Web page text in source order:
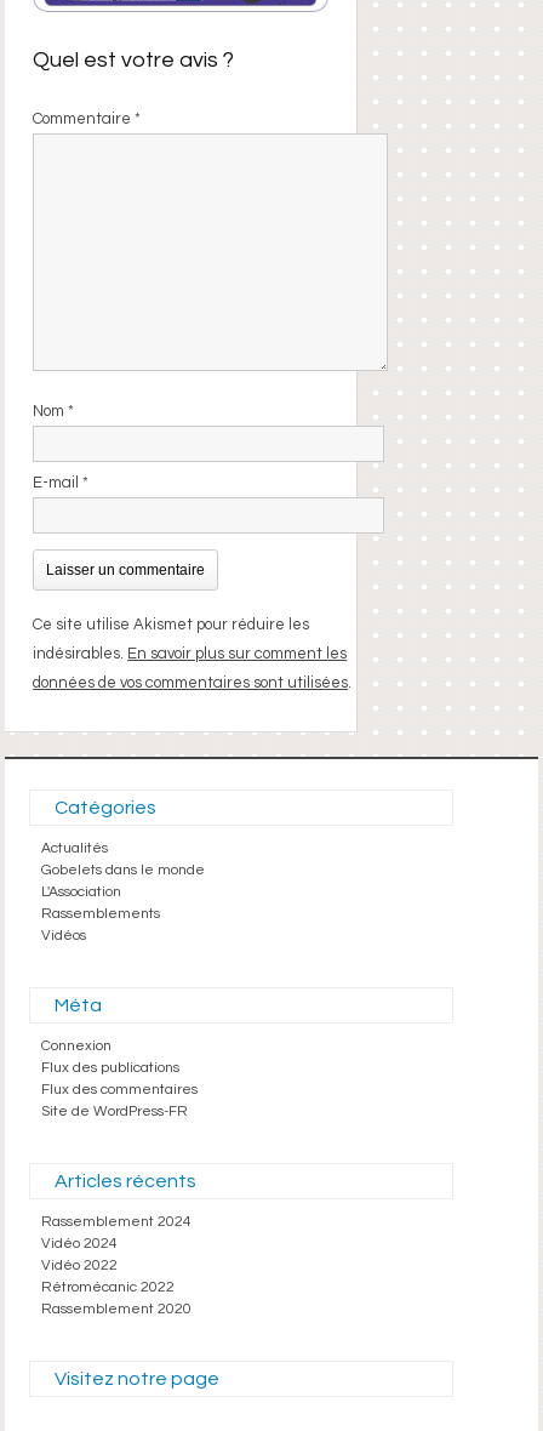
Quel est votre avis ?
Commentaire*
Nom*
E-mail*
Ce site utilise Akismet pour réduire les
indésirables. En savoir plus sur comment les
données de vos commentaires sont utilisées
Catégories
Actualités
Gobelets dans le monde
L'Association
Rassemblements
Vidéos
Méta
Connexion
Flux des publications
Flux des commentaires
Site de WordPress-FR
Articles récents
Rassemblement 2024
Vidéo 2024
Vidéo 2022
Rétromécanic 2022
Rassemblement 2020
Visitez notre page